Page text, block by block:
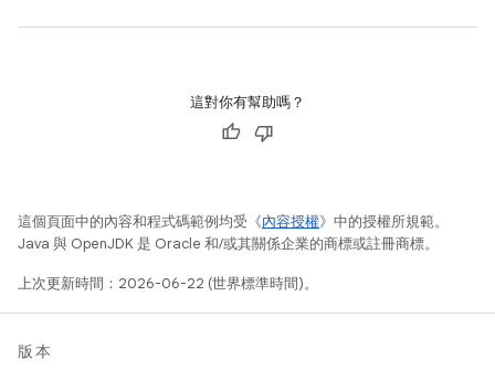
這對你有幫助嗎？
這個頁面中的內容和程式碼範例均受《內容授權》中的授權所規範。
Java 與 OpenJDK 是 Oracle 和/或其關係企業的商標或註冊商標。
上次更新時間：2026-06-22 (世界標準時間)。
版本